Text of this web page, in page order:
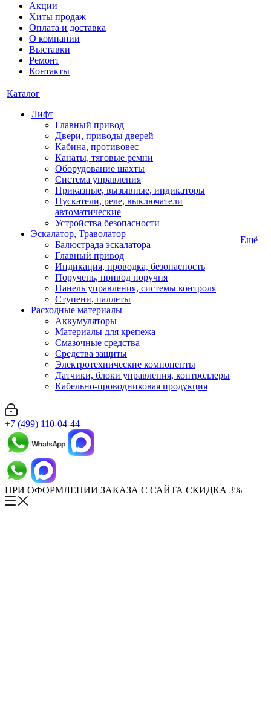
Акции
Хиты продаж
Оплата и доставка
О компании
Выставки
Ремонт
Контакты
Каталог
Лифт
Главный привод
Двери, приводы дверей
Кабина, противовес
Канаты, тяговые ремни
Оборудование шахты
Система управления
Приказные, вызывные, индикаторы
Пускатели, реле, выключатели
автоматические
Устройства безопасности
Эскалатор, Траволатор
Балюстрада эскалатора
Главный привод
Индикация, проводка, безопасность
Поручень, привод поручня
Панель управления, системы контроля
Ступени, паллеты
Расходные материалы
Аккумуляторы
Материалы для крепежа
Смазочные средства
Средства защиты
Электротехнические компоненты
Датчики, блоки управления, контроллеры
Кабельно-проводниковая продукция
Ещё
+7 (499) 110-04-44
ПРИ ОФОРМЛЕНИИ ЗАКАЗА С САЙТА СКИДКА 3%